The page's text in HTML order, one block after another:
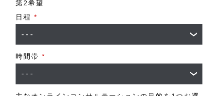
第2希望
日程 *
時間帯 *